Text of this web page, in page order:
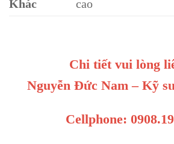
Khác
cao
Chi tiết vui lòng
Nguyễn Đức Nam – Kỹ
Cellphone: